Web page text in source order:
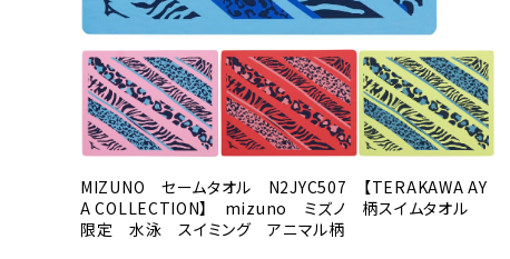
MIZUNO セームタオル N2JYC507 【TERAKAWA AY
A COLLECTION】 mizuno ミズノ 柄スイムタオル
限定 水泳 スイミング アニマル柄